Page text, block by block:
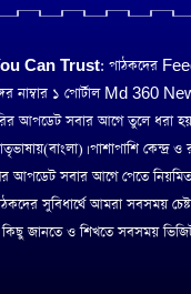
Can Trust: পাঠকদের
নাম্বার ১ পোর্টাল Md 360
আপডেট সবার আগে তুলে ধরা
পাশাপাশি
আপডেট সবার আগে পেতে
সুবিধার্থে আমরা সবসময়
কিছু জানতে ও শিখতে সবসময়